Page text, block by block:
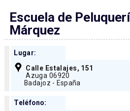
Escuela de
Márquez
Lugar:
Calle Estalajes, 151
Azuga 06920
Badajoz - España
Teléfono: